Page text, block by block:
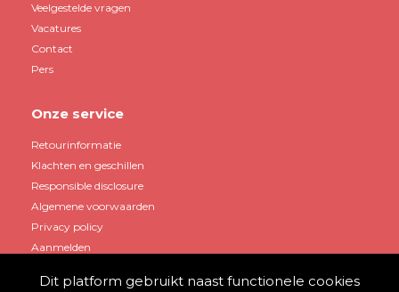
Veelgestelde vragen
Vacatures
Contact
Pers
Onze service
Retourinformatie
Klachten en geschillen
Responsible disclosure
Algemene voorwaarden
Privacy policy
Aanmelden
Dit platform gebruikt naast functionele cookies